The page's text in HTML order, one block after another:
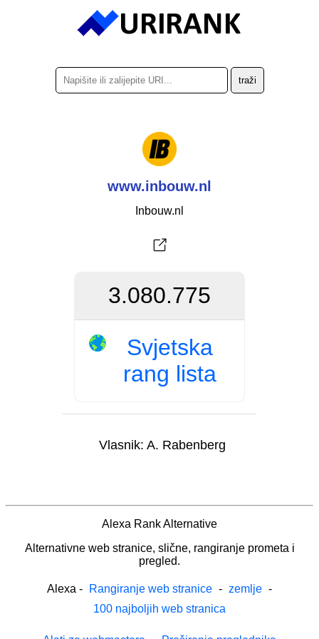
www.inbouw.nl
Inbouw.nl
3.080.775
Svjetska
rang lista
Vlasnik: A. Rabenberg
Alexa Rank Alternative
Alternativne web stranice, slične, rangiranje prometa i
pregled.
Alexa - Rangiranje web stranice - zemlje -
100 najboljih web stranica